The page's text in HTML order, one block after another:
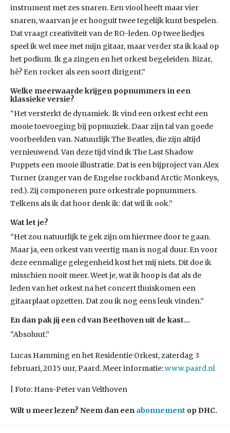
instrument met zes snaren. Een viool heeft maar vier
snaren, waarvan je er hooguit twee tegelijk kunt bespelen.
Dat vraagt creativiteit van de RO-leden. Op twee liedjes
speel ik wel mee met mijn gitaar, maar verder sta ik kaal op
het podium. Ik ga zingen en het orkest begeleiden. Bizar,
hè? Een rocker als een soort dirigent.”
Welke meerwaarde krijgen popnummers in een
klassieke versie?
“Het versterkt de dynamiek. Ik vind een orkest echt een
mooie toevoeging bij popmuziek. Daar zijn tal van goede
voorbeelden van. Natuurlijk The Beatles, die zijn altijd
vernieuwend. Van deze tijd vind ik The Last Shadow
Puppets een mooie illustratie. Dat is een bijproject van Alex
Turner (zanger van de Engelse rockband Arctic Monkeys,
red.). Zij componeren pure orkestrale popnummers.
Telkens als ik dat hoor denk ik: dat wil ik ook.”
Wat let je?
“Het zou natuurlijk te gek zijn om hiermee door te gaan.
Maar ja, een orkest van veertig man is nogal duur. En voor
deze eenmalige gelegenheid kost het mij niets. Dit doe ik
misschien nooit meer. Weet je, wat ik hoop is dat als de
leden van het orkest na het concert thuiskomen een
gitaarplaat opzetten. Dat zou ik nog eens leuk vinden.”
En dan pak jij een cd van Beethoven uit de kast…
“Absoluut.”
Lucas Hamming en het Residentie Orkest, zaterdag 3
februari, 20.15 uur, Paard. Meer informatie:www.paard.nl
| Foto: Hans-Peter van Velthoven
Wilt u meer lezen? Neem dan een abonnement op DHC.